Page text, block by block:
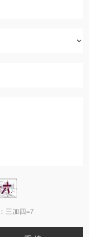
三加四=7